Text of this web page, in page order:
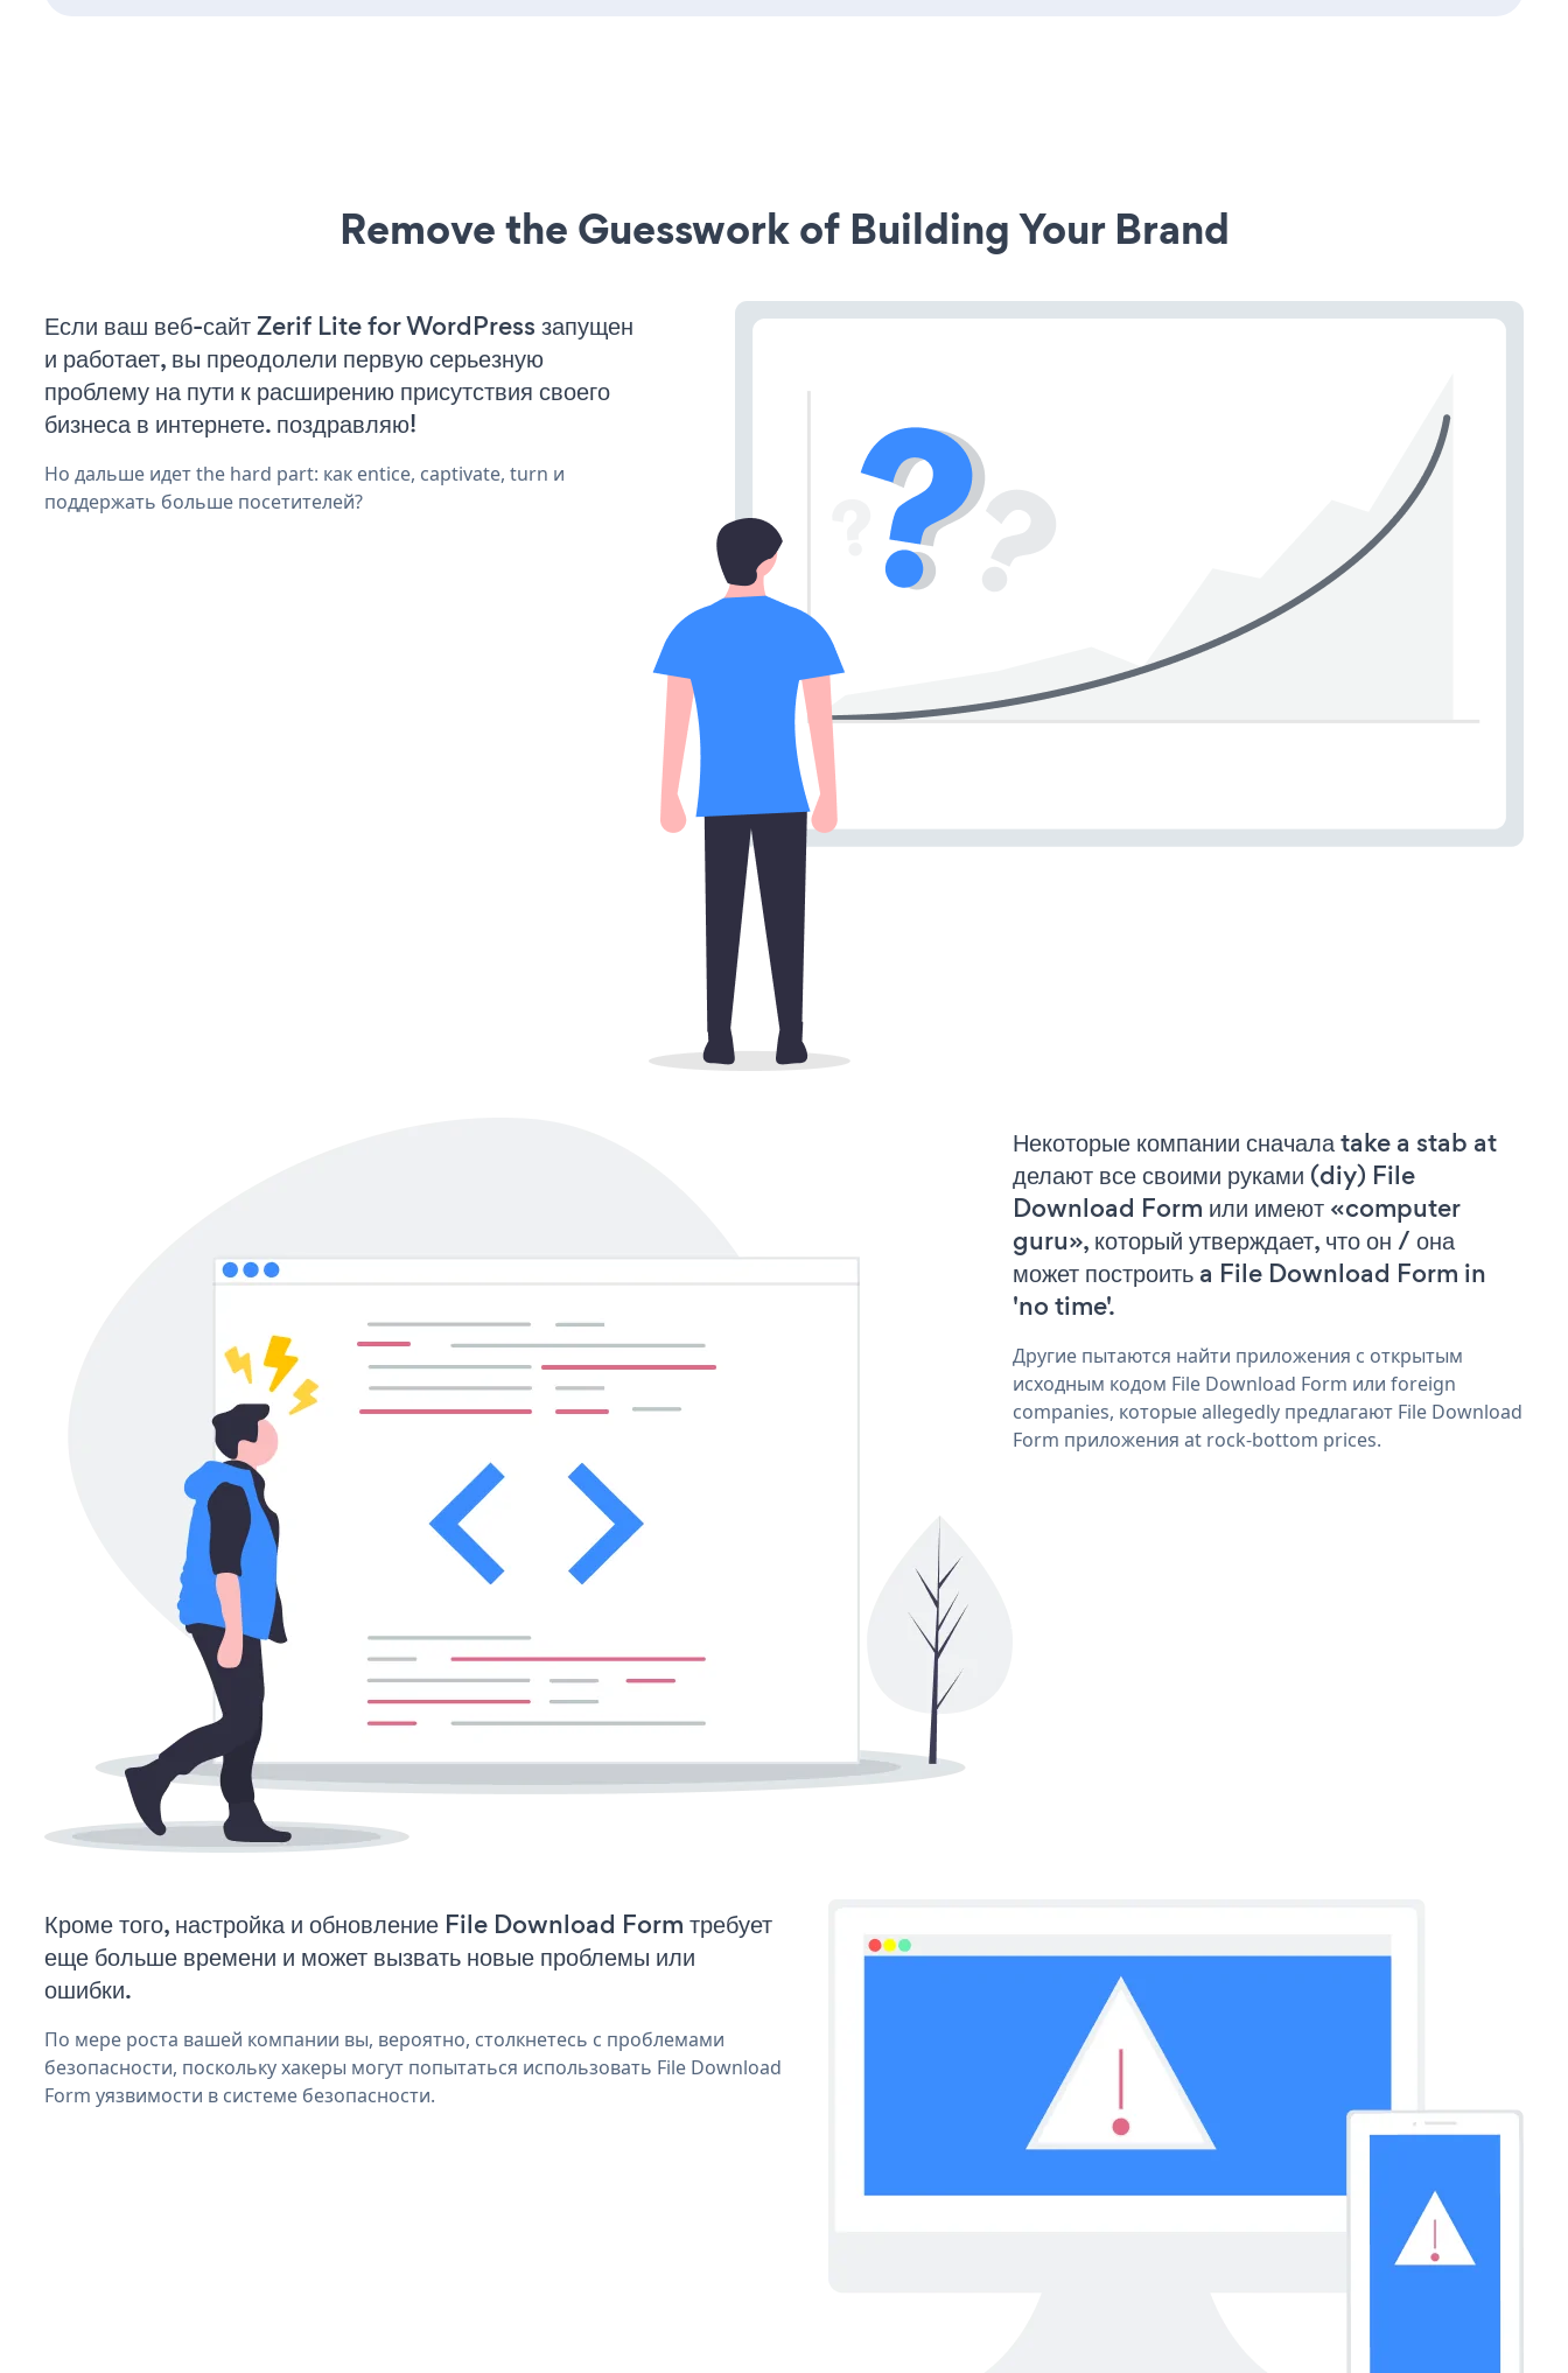
Remove the Guesswork of Building Your Brand
Если ваш веб-сайт Zerif Lite for WordPress запущен
и работает, вы преодолели первую серьезную
проблему на пути к расширению присутствия своего
бизнеса в интернете. поздравляю!
Но дальше идет the hard part: как entice, captivate, turn и
поддержать больше посетителей?
Некоторые компании сначала take a stab at
делают все своими руками (diy) File
Download Form или имеют «computer
guru», который утверждает, что он / она
может построить a File Download Form in
'no time'.
Другие пытаются найти приложения с открытым
исходным кодом File Download Form или foreign
companies, которые allegedly предлагают File Download
Form приложения at rock-bottom prices.
Кроме того, настройка и обновление File Download Form требует
еще больше времени и может вызвать новые проблемы или
ошибки.
По мере роста вашей компании вы, вероятно, столкнетесь с проблемами
безопасности, поскольку хакеры могут попытаться использовать File Download
Form уязвимости в системе безопасности.